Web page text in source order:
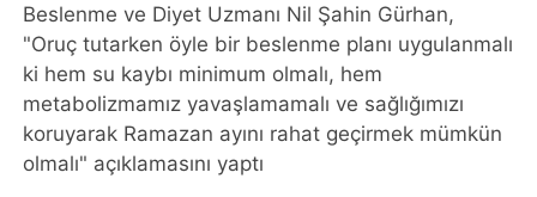
Beslenme ve Diyet Uzmanı Nil Şahin Gürhan,
"Oruç tutarken öyle bir beslenme planı uygulanmalı
ki hem su kaybı minimum olmalı, hem
metabolizmamız yavaşlamamalı ve sağlığımızı
koruyarak Ramazan ayını rahat geçirmek mümkün
olmalı" açıklamasını yaptı